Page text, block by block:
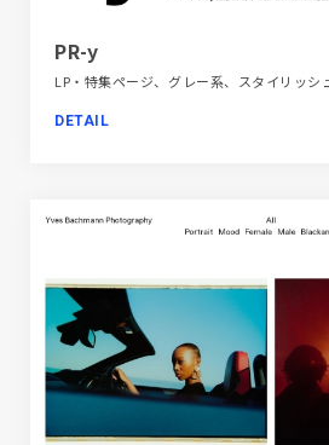
PR-y
DETAIL